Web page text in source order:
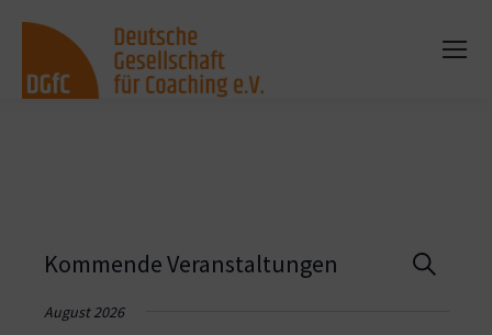
Suche
Kommende Veranstaltungen
August 2026